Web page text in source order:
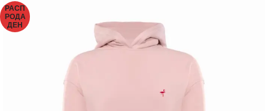
РАСП
РОДА
ДЕН